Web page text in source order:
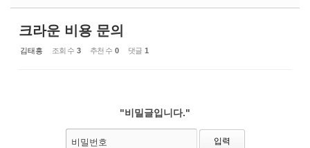
크라운 비용 문의
김태흥 조회 수 3 추천 수 0 댓글 1
"비밀글입니다."
비밀번호